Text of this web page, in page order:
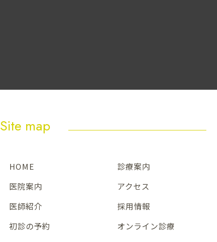
Site map
HOME
診療案内
医院案内
アクセス
医師紹介
採用情報
初診の予約
オンライン診療